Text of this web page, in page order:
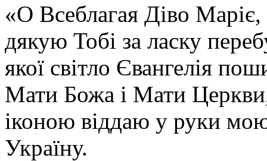
«О Всеблагая Діво
дякую Тобі за ласку
якої світло Євангелія
Мати Божа і Мати
іконою віддаю у руки
Україну.